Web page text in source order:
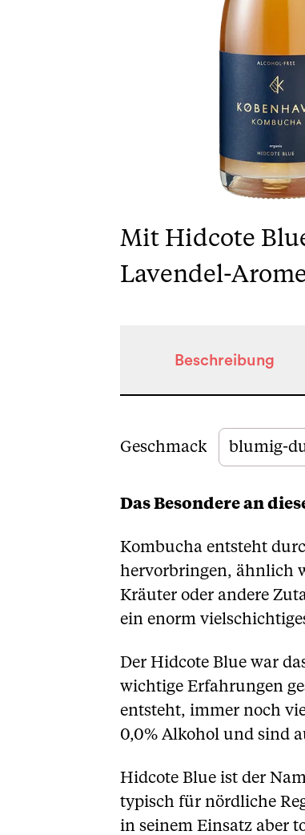
Mit Hidcote
Lavendel-
Beschreibung
Beschreibung
Geschmack blumig-
Das Besondere an
Kombucha entsteht
hervorbringen, ähnlich
Kräuter oder andere
ein enorm
Der Hidcote Blue war
wichtige Erfahrungen
entsteht, immer noch
0,0% Alkohol und sind
Hidcote Blue ist der
typisch für nördliche
in seinem Einsatz aber